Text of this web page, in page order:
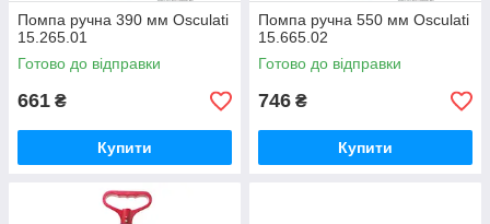
Помпа ручна 390 мм Osculati
15.265.01
Готово до відправки
661 ₴
Купити
Помпа ручна 550 мм Osculati
15.665.02
Готово до відправки
746 ₴
Купити